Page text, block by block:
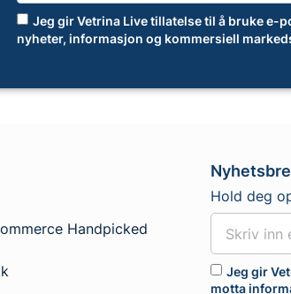
Jeg gir Vetrina Live tillatelse til å bruke e-
nyheter, informasjon og kommersiell
Handpicked
Hold deg
Jeg gir
motta